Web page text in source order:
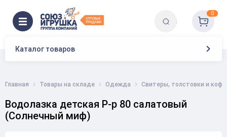
Каталог товаров
0
Главная Товары на складе Одежда Свитеры, толстовки и
Водолазка детская Р-р 80 салатовый
(Солнечный миф)